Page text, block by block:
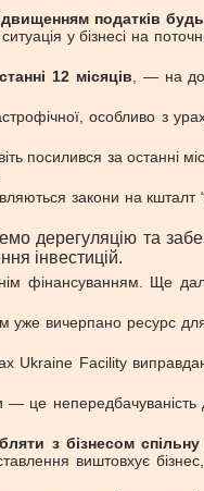
податків
у бізнесі на
12 місяців , — на
особливо з
посилився за останні
закони на кшталт
дерегуляцію та
інвестицій.
фінансуванням. Ще
уже вичерпано ресурс
Ukraine Facility
це непередбачуваність
з бізнесом спільну
виштовхує бізнес,